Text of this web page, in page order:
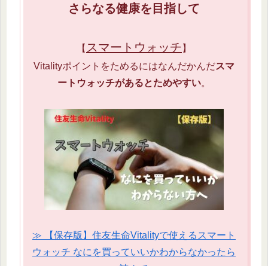
さらなる健康を目指して
【 スマートウォッチ 】
Vitalityポイントをためるにはなんだかんだスマ
ートウォッチがあるとためやすい。
≫ 【保存版】住友生命Vitalityで使えるスマート
ウォッチ なにを買っていいかわからなかったら